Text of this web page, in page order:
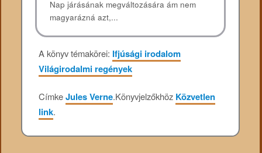
Nap járásának megváltozására ám nem
magyarázná azt,...
A könyv témakörei: Ifjúsági irodalom
Világirodalmi regények
CímkeJules Verne.Könyvjelzőkhöz Közvetlen
link.